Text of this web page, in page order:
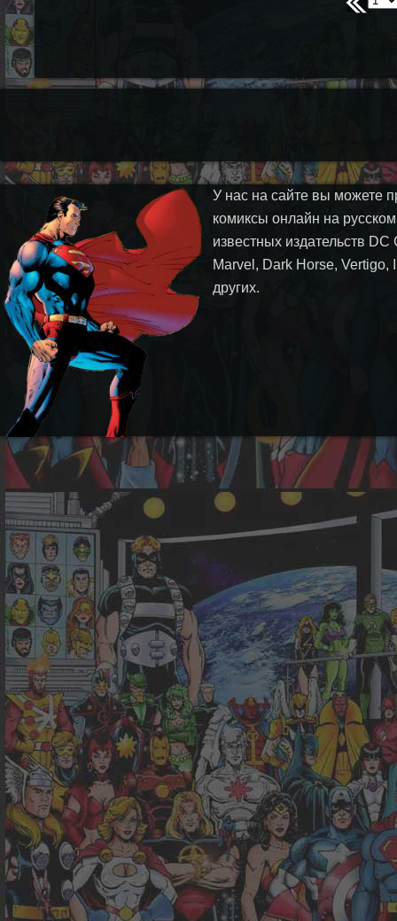
У нас на сайте вы можете
комиксы онлайн на
известных издательств DC
Marvel, Dark Horse, Vertigo,
других.